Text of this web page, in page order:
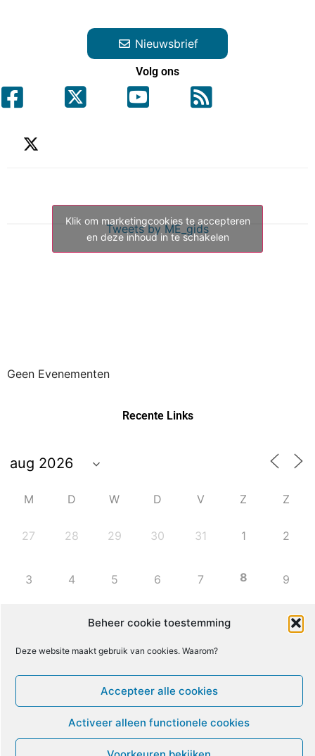
Beheer cookie toestemming
Deze website maakt gebruik van cookies. Waarom?
Accepteer alle cookies
Activeer alleen functionele cookies
Nieuwsbrief
Volg ons
Tweets by ME_gids
Klik om marketingcookies te accepteren
en deze inhoud in te schakelen
Geen Evenementen
Recente Links
M D W D V Z Z
27 28 29 30 31 1 2
3 4 5 6 7 8 9
12 13 14 16
24 25 26 27 28 29 30
2 3 4